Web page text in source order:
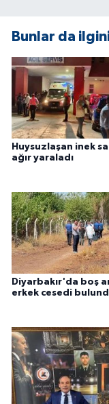
Bunlar da
Huysuzlaşan inek
ağır yaraladı
Diyarbakır'da boş
erkek cesedi